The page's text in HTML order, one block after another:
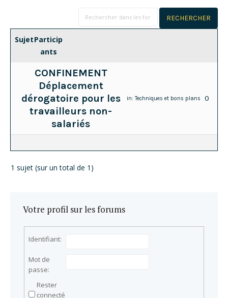
SujetParticip
ants
CONFINEMENT
Déplacement
dérogatoire pour les
travailleurs non-
salariés
in:Techniques et bons plans 0
1 sujet (sur un total de 1)
Votre profil sur les forums
Identifiant:
Mot de
passe:
Rester
connecté